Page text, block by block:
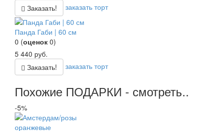
Заказать!
заказать торт
Панда Габи | 60 см
0 (оценок 0)
5 440 руб.
Заказать!
заказать торт
Похожие ПОДАРКИ - смотреть..
-5%